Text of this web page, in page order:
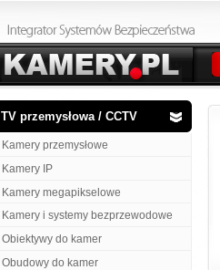
TV przemysłowa / CCTV
Kamery przemysłowe
Kamery IP
Kamery megapikselowe
Kamery i systemy bezprzewodowe
Obiektywy do kamer
Obudowy do kamer